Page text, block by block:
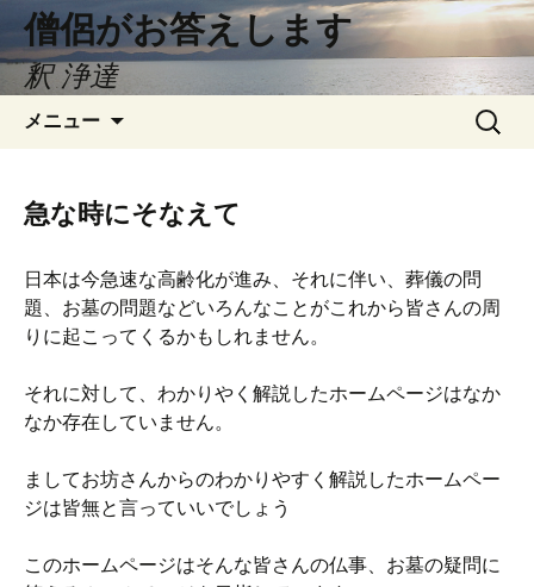
僧侶がお答えします
釈 浄達
メニュー
ツ
ス
キ
ッ
検
索:
急な時にそなえて
日本は今急速な高齢化が進み、それに伴い、葬儀の問
題、お墓の問題などいろんなことがこれから皆さんの周
りに起こってくるかもしれません。
それに対して、わかりやく解説したホームページはなか
なか存在していません。
ましてお坊さんからのわかりやすく解説したホームペー
ジは皆無と言っていいでしょう
このホームページはそんな皆さんの仏事、お墓の疑問に